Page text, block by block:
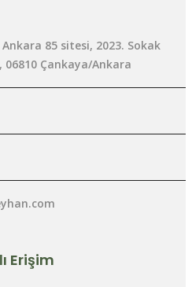
85 sitesi, 2023. Sokak
Çankaya/Ankara
Erişim